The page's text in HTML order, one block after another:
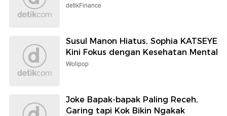
detikFinance
Susul Manon Hiatus, Sophia KATSEYE
Kini Fokus dengan Kesehatan Mental
Wolipop
Joke Bapak-bapak Paling Receh,
Garing tapi Kok Bikin Ngakak